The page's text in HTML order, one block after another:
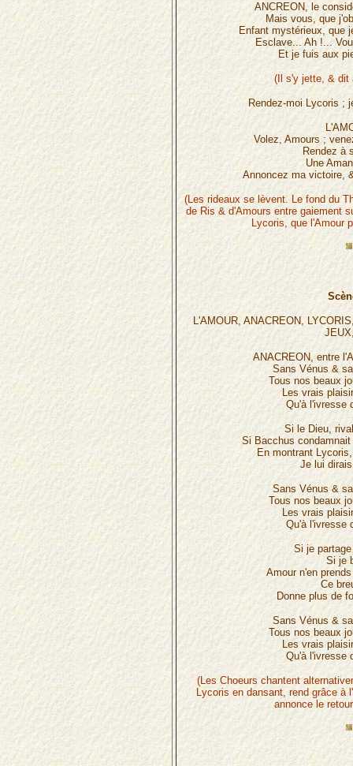
ANCREON, le
Mais vous, que
Enfant mystérieux, que
Esclave... Ah !...
Et je fuis aux
(Il s'y jette, & dit
Rendez-moi Lycoris ;
Volez, Amours ;
Rendez à
Une
Annoncez ma victoire,
(Les rideaux se lèvent. Le fond du
de Ris & d'Amours entre gaiement
Lycoris, que l'Amour
L'AMOUR, ANACREON,
ANACREON, entre
Sans Vénus &
Tous nos beaux
Les vrais
Qu'à l'ivresse
Si le Dieu,
Si Bacchus
En montrant
Je lui
Sans Vénus &
Tous nos beaux
Les vrais
Qu'à l'ivresse
Si je
Si je
Amour n'en
Ce
Donne plus de
Sans Vénus &
Tous nos beaux
Les vrais
Qu'à l'ivresse
(Les Choeurs chantent
Lycoris en dansant, rend grâce à
annonce le